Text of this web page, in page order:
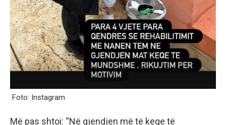
Foto: Instagram
Më pas shtoi: “Në gjendjen më të keqe të